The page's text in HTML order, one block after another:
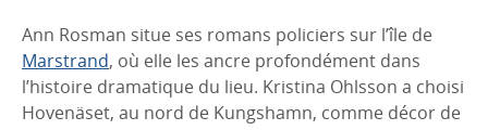
Ann Rosman situe ses romans policiers sur l’île de
Marstrand, où elle les ancre profondément dans
l’histoire dramatique du lieu. Kristina Ohlsson a choisi
Hovenäset, au nord de Kungshamn, comme décor de